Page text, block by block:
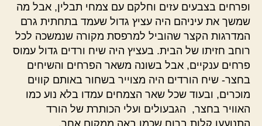
ופרחים בצבעים עזים וחלקם עם צמחי תבלין, אבל מה
שמשך את עיניהם היה עציץ גדול שעמד בתחתית גרם
המדרגות הקצר שהוביל למרפסת מקורה שנמשכה לכל
רוחב חזיתו של הבית. בעציץ היה שיח ורדים גדול עמוס
פרחים ענקיים, אבל בשונה משאר הפרחים והשיחים
בחצר- שיח הורדים היה מצוייר בשחור באותם קווים
מוכרים, ובעוד שכל שאר הצמחים עמדו בלא נוע כמו
האוויר בחצר, הגבעולים ועלי הכותרת של הורד
התנועעו קלות ברוח שכמו באה ממקום אחר.